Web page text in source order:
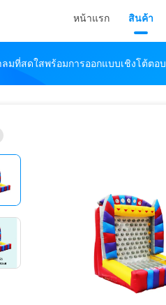
หน้าแรก สินค้า
มที่สดใสพร้อมการออกแบบเชิงโต้ตอบ